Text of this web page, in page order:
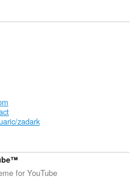
zadark
for YouTube